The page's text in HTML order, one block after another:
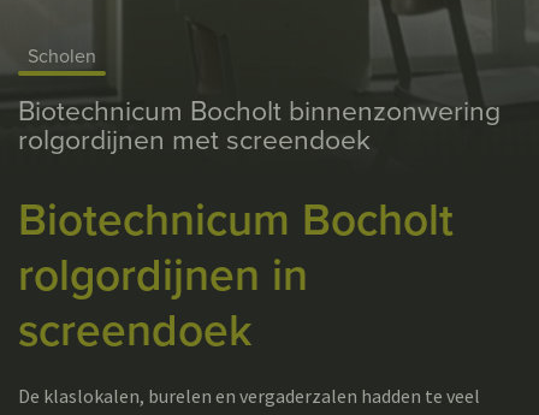
Scholen
Biotechnicum Bocholt binnenzonwering
rolgordijnen met screendoek
Biotechnicum Bocholt
rolgordijnen in
screendoek
De klaslokalen, burelen en vergaderzalen hadden te veel